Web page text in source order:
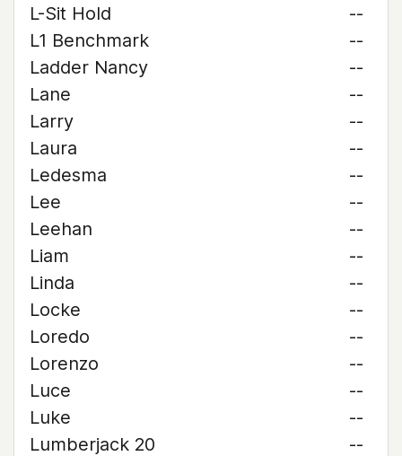
L-Sit Hold
--
L1 Benchmark
--
Ladder Nancy
--
Lane
--
Larry
--
Laura
--
Ledesma
--
Lee
--
Leehan
--
Liam
--
Linda
--
Locke
--
Loredo
--
Lorenzo
--
Luce
--
Luke
--
Lumberjack 20
--